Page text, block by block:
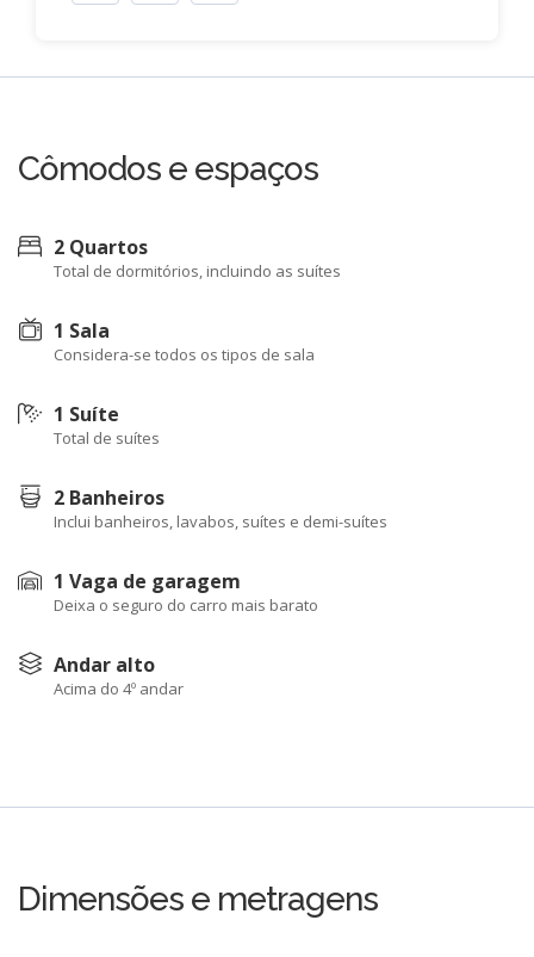
Cômodos e espaços
2 Quartos
Total de dormitórios, incluindo as suítes
1 Sala
Considera-se todos os tipos de sala
1 Suíte
Total de suítes
2 Banheiros
Inclui banheiros, lavabos, suítes e demi-suítes
1 Vaga de garagem
Deixa o seguro do carro mais barato
Andar alto
Acima do 4º andar
Dimensões e metragens